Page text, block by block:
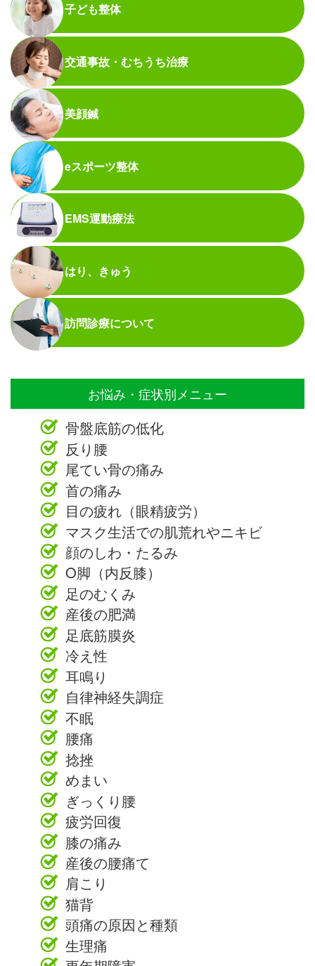
子ども整体
交通事故・むちうち治療
美顔鍼
eスポーツ整体
EMS運動療法
はり、きゅう
訪問診療について
お悩み・症状別メニュー
骨盤底筋の低化
反り腰
尾てい骨の痛み
首の痛み
目の疲れ（眼精疲労）
マスク生活での肌荒れやニキビ
顔のしわ・たるみ
O脚（内反膝）
足のむくみ
産後の肥満
足底筋膜炎
冷え性
耳鳴り
自律神経失調症
不眠
腰痛
捻挫
めまい
ぎっくり腰
疲労回復
膝の痛み
産後の腰痛て
肩こり
猫背
頭痛の原因と種類
生理痛